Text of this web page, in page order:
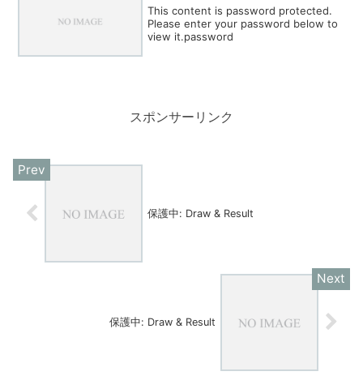
This content is password protected.
Please enter your password below to
view it.password
スポンサーリンク
保護中: Draw & Result
保護中: Draw & Result